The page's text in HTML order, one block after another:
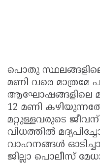
പൊതു
മണി വരെ
ആഘോഷങ്ങളിലെ
12 മണി
മറ്റുള്ളവരുടെ
വിധത്തിൽ
വാഹനങ്ങൾ
ജില്ലാ പൊലീസ്